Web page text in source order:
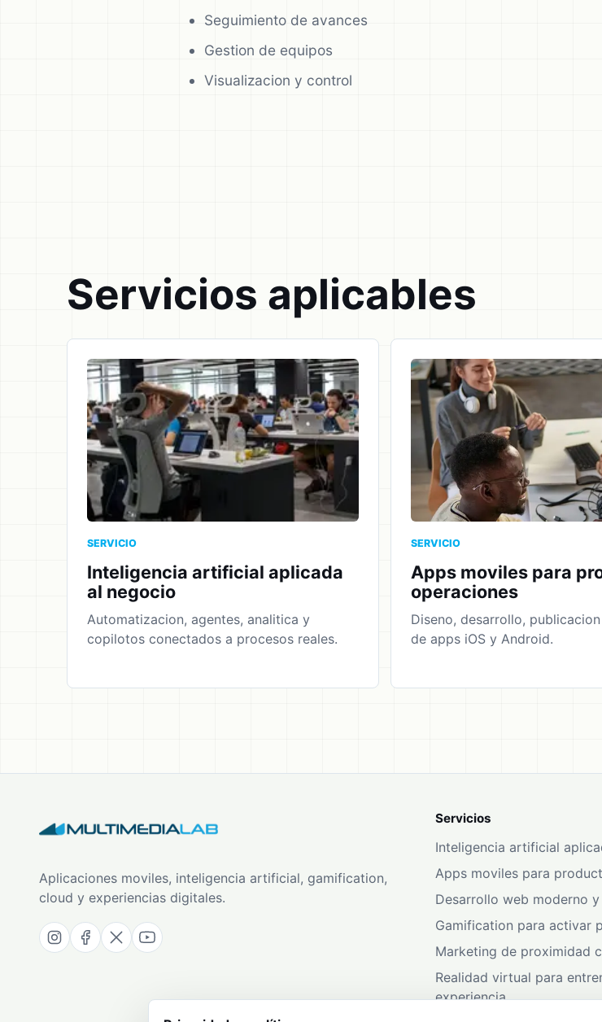
Seguimiento de avances
Gestion de equipos
Visualizacion y control
Servicios aplicables
SERVICIO
Inteligencia artificial aplicada
al negocio
Automatizacion, agentes, analitica y
copilotos conectados a procesos reales.
SERVICIO
Apps moviles para
operaciones
Diseno, desarrollo,
de apps iOS y Android.
Aplicaciones moviles, inteligencia artificial, gamification,
cloud y experiencias digitales.
Servicios
Inteligencia artificial
Apps moviles para
Desarrollo web moderno
Gamification para activar
Marketing de proximidad
Realidad virtual para
experiencia